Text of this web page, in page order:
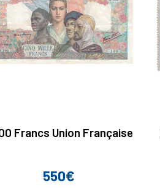
Francs Union Française
Prix
550€